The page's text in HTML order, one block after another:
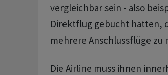
vergleichbar sein - also
Direktflug gebucht hatten,
mehrere Anschlussflüge zu
Die Airline muss ihnen